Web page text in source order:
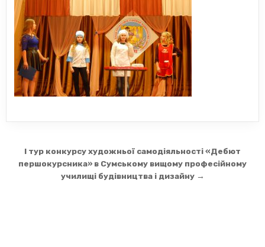
Навігація
записів
I тур конкурсу художньої самодіяльності «Дебют
першокурсника» в Сумському вищому професійному
училищі будівництва і дизайну →